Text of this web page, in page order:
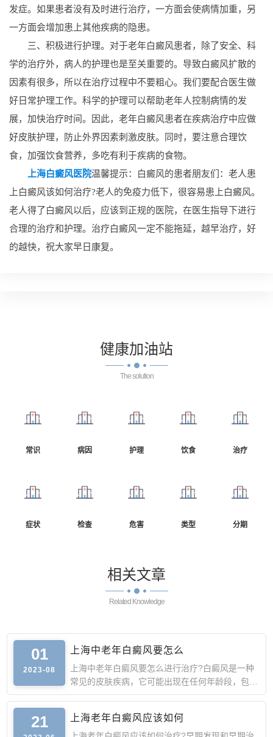
发症。如果患者没有及时进行治疗，一方面会使病情加重，另
一方面会增加患上其他疾病的隐患。
三、积极进行护理。对于老年白癜风患者，除了安全、科
学的治疗外，病人的护理也是至关重要的。导致白癜风扩散的
因素有很多，所以在治疗过程中不要粗心。我们要配合医生做
好日常护理工作。科学的护理可以帮助老年人控制病情的发
展，加快治疗时间。因此，老年白癜风患者在疾病治疗中应做
好皮肤护理，防止外界因素刺激皮肤。同时，要注意合理饮
食，加强饮食营养，多吃有利于疾病的食物。
上海白癜风医院温馨提示：白癜风的患者朋友们：老人患
上白癜风该如何治疗?老人的免疫力低下，很容易患上白癜风。
老人得了白癜风以后，应该到正规的医院，在医生指导下进行
合理的治疗和护理。治疗白癜风一定不能拖延，越早治疗，好
的越快，祝大家早日康复。
健康加油站
The solution
常识 病因 护理 饮食 治疗
症状 检查 危害 类型 分期
相关文章
Related Knowledge
01
2023-08
上海中老年白癜风要怎么
上海中老年白癜风要怎么进行治疗?白癜风是一种
常见的皮肤疾病，它可能出现在任何年龄段，包括
中老年人。
21 上海老年白癜风应该如何